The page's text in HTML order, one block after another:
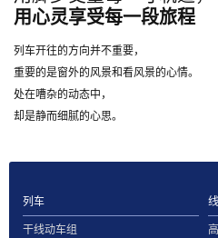
用心灵享受每一段旅程
列车开往的方向并不重要，
重要的是窗外的风景和看风景的心情。
处在嘈杂的动态中，
却是静而细腻的心思。
列车
干线动车组